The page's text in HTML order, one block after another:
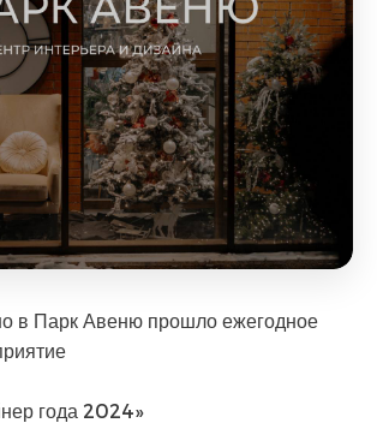
в Парк Авеню прошло ежегодное
года 2024»